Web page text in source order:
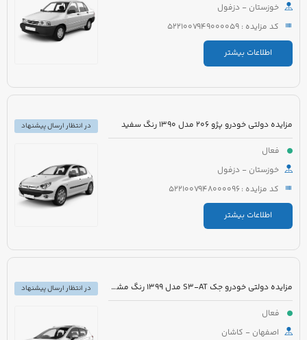
خوزستان - دزفول
کد مزایده : 5221007949000059
اطلاعات بیشتر
مزایده دولتی خودرو پژو 206 مدل 1390 رنگ سفید
فعال
خوزستان - دزفول
کد مزایده : 5221007948000096
اطلاعات بیشتر
در انتظار ارسال پیشنهاد
مزایده دولتی خودرو جک S3-AT مدل 1399 رنگ مشکی
فعال
اصفهان - کاشان
در انتظار ارسال پیشنهاد